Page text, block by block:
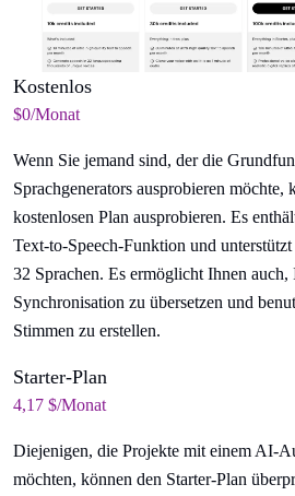
Kostenlos
$0/Monat
Wenn Sie jemand sind, der die
Sprachgenerators ausprobieren möchte,
kostenlosen Plan ausprobieren. Es
Text-to-Speech-Funktion und
32 Sprachen. Es ermöglicht Ihnen
Synchronisation zu übersetzen und
Stimmen zu erstellen.
Starter-Plan
4,17 $/Monat
Diejenigen, die Projekte mit einem AI-
möchten, können den Starter-Plan